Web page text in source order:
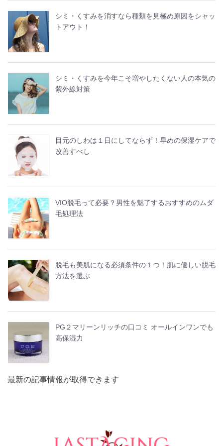
シミ・くすみを消すなら種類を見極め原因をシャッ
トアウト！
シミ・くすみを今年こそ増やしたくない人の本気の
紫外線対策
目元のしわは１日にしてならず！早めの保湿ケアで
改善すべし
VIO脱毛って必要？男性を魅了するおすすめのムダ
毛処理法
脱毛も美肌になる必須条件の１つ！肌に優しい脱毛
方法を選ぶ
PG２マリーンリッチの口コミ オールインワンでも
高保湿力
最新の記事情報が取得できます